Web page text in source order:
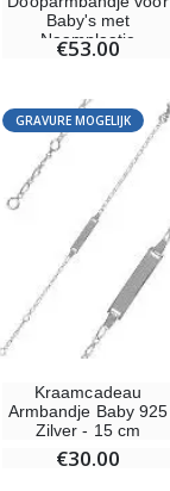
Baby's met
Naamplaatje
€53.00
GRAVURE MOGELIJK
Kraamcadeau
Armbandje Baby 925
Zilver - 15 cm
€30.00